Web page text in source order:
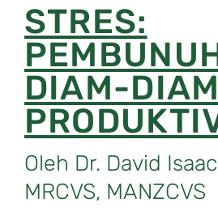
STRES:
DIAM-DIAM
Oleh Dr. David
MRCVS, MANZCVS